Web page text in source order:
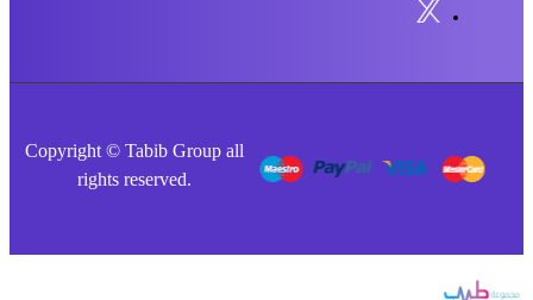
Copyright © Tabib Group all
rights reserved.